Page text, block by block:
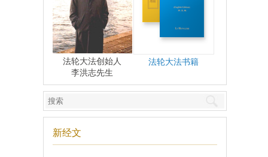
法轮大法创始人
李洪志先生
法轮大法书籍
新经文